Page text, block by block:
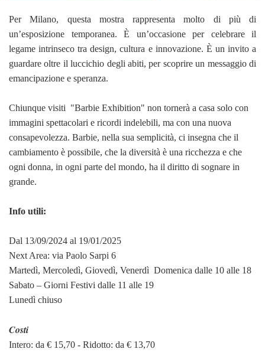
Per Milano, questa mostra rappresenta molto di più di
un’esposizione temporanea. È un’occasione per celebrare il
legame intrinseco tra design, cultura e innovazione. È un invito a
guardare oltre il luccichio degli abiti, per scoprire un messaggio di
emancipazione e speranza.
Chiunque visiti "Barbie Exhibition" non tornerà a casa solo con
immagini spettacolari e ricordi indelebili, ma con una nuova
consapevolezza. Barbie, nella sua semplicità, ci insegna che il
cambiamento è possibile, che la diversità è una ricchezza e che
ogni donna, in ogni parte del mondo, ha il diritto di sognare in
grande.
Info utili:
Dal 13/09/2024 al 19/01/2025
Next Area: via Paolo Sarpi 6
Martedì, Mercoledì, Giovedì, Venerdì Domenica dalle 10 alle 18
Sabato – Giorni Festivi dalle 11 alle 19
Lunedì chiuso
Costi
Intero: da € 15,70 - Ridotto: da € 13,70